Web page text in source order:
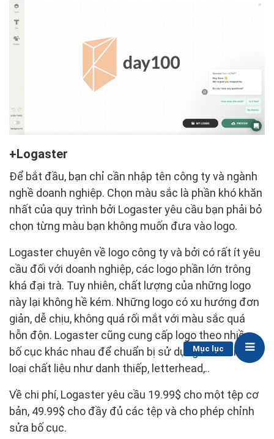
Mục lục
Logaster
Để bắt đầu, bạn chỉ cần nhập tên công ty và ngành
nghề doanh nghiệp. Chọn màu sắc là phần khó khăn
nhất của quy trình bởi Logaster yêu cầu bạn phải bỏ
chọn từng màu bạn không muốn đưa vào logo.
Logaster chuyên về logo công ty và bởi có rất ít yêu
cầu đối với doanh nghiệp, các logo phần lớn trông
khá đại trà. Tuy nhiên, chất lượng của những logo
này lại không hề kém. Những logo có xu hướng đơn
giản, dễ chịu, không quá rối mắt với màu sắc quá
hỗn độn. Logaster cũng cung cấp logo theo nhiều
bố cục khác nhau để chuẩn bị sử dụng cho nhiều
loại chất liệu như danh thiếp, letterhead,..
Về chi phí, Logaster yêu cầu 19.99$ cho một tệp cơ
bản, 49.99$ cho đầy đủ các tệp và cho phép chỉnh
sửa bố cục.